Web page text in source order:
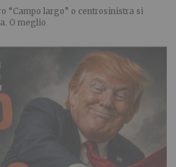
“Campo largo” o centrosinistra si
O meglio